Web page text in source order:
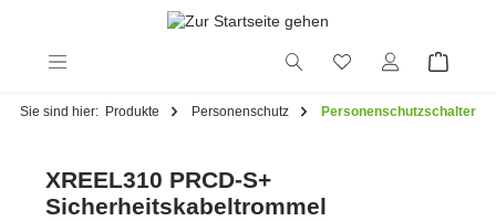
Sie sind hier: Produkte Personenschutz Personenschutzschalter
XREEL310 PRCD-S+
Sicherheitskabeltrommel